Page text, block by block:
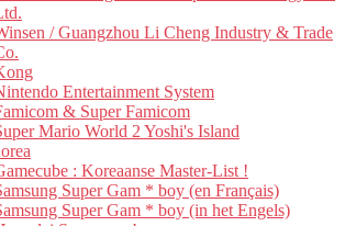
/ Guangzhou Li Cheng Industry & Trade
Entertainment System
& Super Famicom
Mario World 2 Yoshi's Island
: Koreaanse Master-List !
Super Gam * boy (en Français)
Super Gam * boy (in het Engels)